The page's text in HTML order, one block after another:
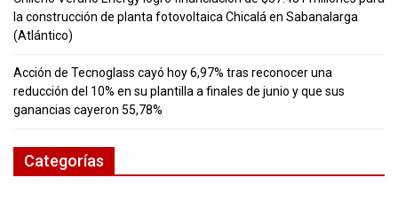
la construcción de planta fotovoltaica Chicalá en Sabanalarga
(Atlántico)
Acción de Tecnoglass cayó hoy 6,97% tras reconocer una
reducción del 10% en su plantilla a finales de junio y que sus
ganancias cayeron 55,78%
Categorías